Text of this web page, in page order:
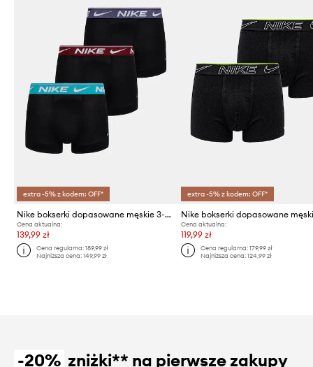
extra -5% z kodem: OFF*
Nike bokserki dopasowane męskie 3-pack
Cena aktualna:
139,99 zł
Cena regularna:189,99 zł
Najniższa cena:149,99 zł
extra -5% z kodem: OFF*
Cena aktualna:
119,99 zł
Cena regularna: 179,99 zł
Najniższa cena: 124,99 zł
-20% zniżki** na pierwsze zakupy